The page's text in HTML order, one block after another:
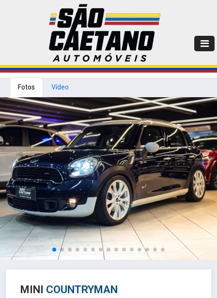
Fotos Vídeo
MINI COUNTRYMAN